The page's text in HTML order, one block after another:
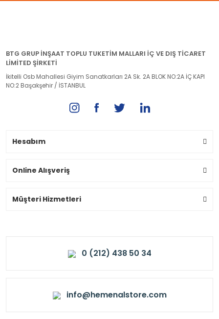
BTG GRUP İNŞAAT TOPLU TUKETİM MALLARI İÇ VE DIŞ TİCARET
LİMİTED ŞİRKETİ
İkitelli Osb Mahallesi Giyim Sanatkarları 2A Sk. 2A BLOK NO:2A İÇ KAPI
NO:2 Başakşehir / İSTANBUL
Hesabım
Online Alışveriş
Müşteri Hizmetleri
0 (212) 438 50 34
info@hemenalstore.com